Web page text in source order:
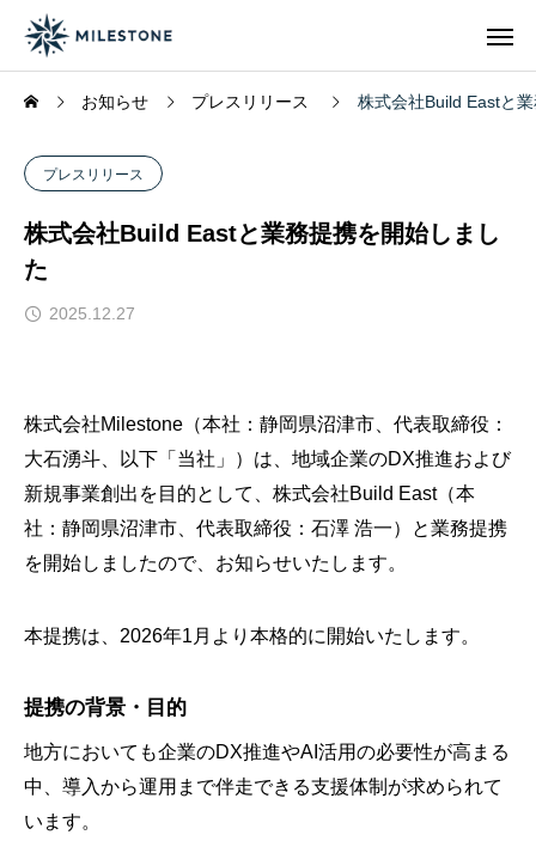
お知らせ プレスリリース 株式会社Build Eastと
プレスリリース
株式会社Build Eastと業務提携を開始しまし
た
2025.12.27
株式会社Milestone（本社：静岡県沼津市、代表取締役：
大石湧斗、以下「当社」）は、地域企業のDX推進および
新規事業創出を目的として、株式会社Build East（本
社：静岡県沼津市、代表取締役：石澤 浩一）と業務提携
を開始しましたので、お知らせいたします。
本提携は、2026年1月より本格的に開始いたします。
提携の背景・目的
地方においても企業のDX推進やAI活用の必要性が高まる
中、導入から運用まで伴走できる支援体制が求められて
います。